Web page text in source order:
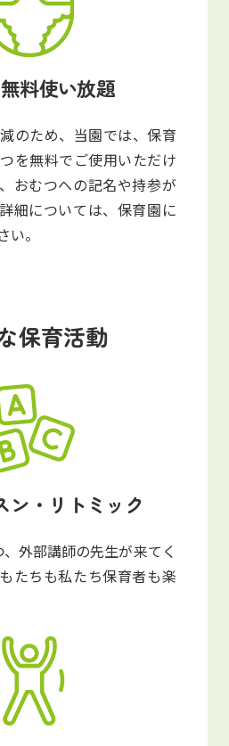
料使い放題
のため、当園では、保育
を無料でご使用いただけ
おむつへの記名や持参が
細については、保育園に
。
保育活動
ン・リトミック
外部講師の先生が来てく
たちも私たち保育者も楽